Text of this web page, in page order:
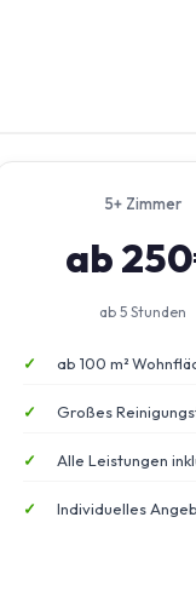
5+ Zimmer
ab
ab 5 Stunden
ab 100 m²
Großes
Alle Leistungen
Individuelles